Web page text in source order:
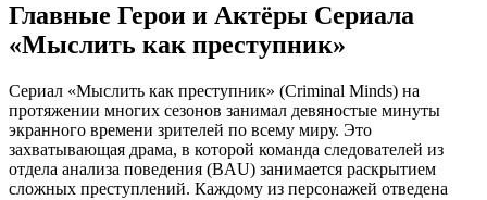
Главные Герои и Актёры Сериала
«Мыслить как преступник»
Сериал «Мыслить как преступник» (Criminal Minds) на
протяжении многих сезонов занимал девяностые минуты
экранного времени зрителей по всему миру. Это
захватывающая драма, в которой команда следователей из
отдела анализа поведения (BAU) занимается раскрытием
сложных преступлений. Каждому из персонажей отведена